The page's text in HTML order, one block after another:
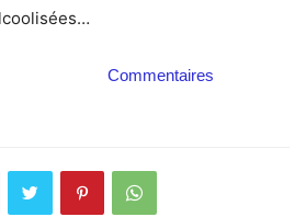
Commentaires